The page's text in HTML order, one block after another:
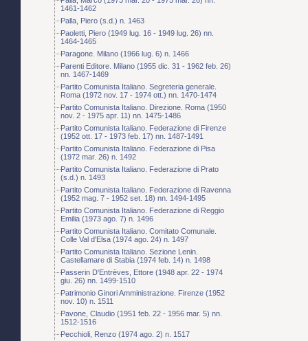
1461-1462
Palla, Piero (s.d.) n. 1463
Paoletti, Piero (1949 lug. 16 - 1949 lug. 26) nn.
1464-1465
Paragone. Milano (1966 lug. 6) n. 1466
Parenti Editore. Milano (1955 dic. 31 - 1962 feb. 26)
nn. 1467-1469
Partito Comunista Italiano. Segreteria generale.
Roma (1972 nov. 17 - 1974 ott.) nn. 1470-1474
Partito Comunista Italiano. Direzione. Roma (1950
nov. 2 - 1975 apr. 11) nn. 1475-1486
Partito Comunista Italiano. Federazione di Firenze
(1952 ott. 17 - 1973 feb. 17) nn. 1487-1491
Partito Comunista Italiano. Federazione di Pisa
(1972 mar. 26) n. 1492
Partito Comunista Italiano. Federazione di Prato
(s.d.) n. 1493
Partito Comunista Italiano. Federazione di Ravenna
(1952 mag. 7 - 1952 set. 18) nn. 1494-1495
Partito Comunista Italiano. Federazione di Reggio
Emilia (1973 ago. 7) n. 1496
Partito Comunista Italiano. Comitato Comunale.
Colle Val d'Elsa (1974 ago. 24) n. 1497
Partito Comunista Italiano. Sezione Lenin.
Castellamare di Stabia (1974 feb. 14) n. 1498
Passerin D'Entrèves, Ettore (1948 apr. 22 - 1974
giu. 26) nn. 1499-1510
Patrimonio Ginori Amministrazione. Firenze (1952
nov. 10) n. 1511
Pavone, Claudio (1951 feb. 22 - 1956 mar. 5) nn.
1512-1516
Pecchioli, Renzo (1974 ago. 2) n. 1517